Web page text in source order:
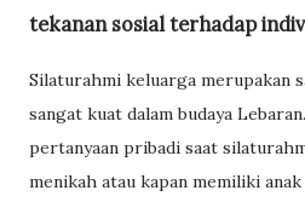
tekanan sosial terhadap
Silaturahmi keluarga merupakan
sangat kuat dalam budaya
pertanyaan pribadi saat
menikah atau kapan memiliki